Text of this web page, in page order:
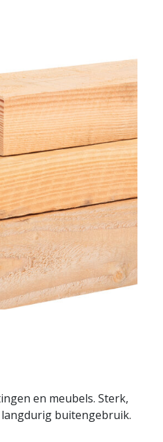
en meubels. Sterk,
buitengebruik.